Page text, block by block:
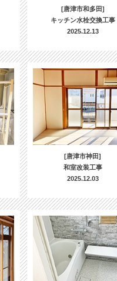
[唐津市和多田]
キッチン水栓交換工事
2025.12.13
[唐津市神田]
和室改装工事
2025.12.03